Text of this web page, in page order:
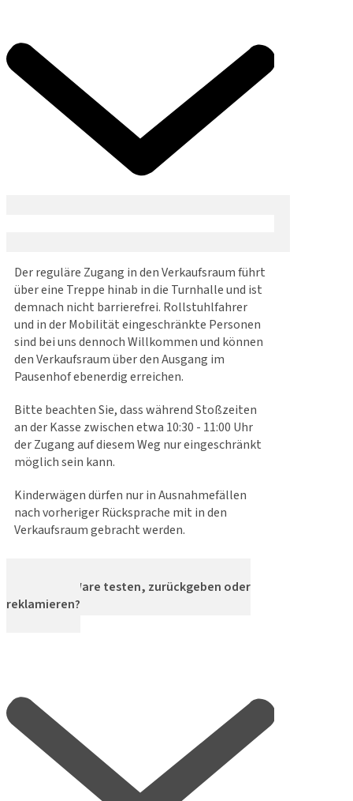
Der reguläre Zugang in den Verkaufsraum führt
über eine Treppe hinab in die Turnhalle und ist
demnach nicht barrierefrei. Rollstuhlfahrer
und in der Mobilität eingeschränkte Personen
sind bei uns dennoch Willkommen und können
den Verkaufsraum über den Ausgang im
Pausenhof ebenerdig erreichen.
Bitte beachten Sie, dass während Stoßzeiten
an der Kasse zwischen etwa 10:30 - 11:00 Uhr
der Zugang auf diesem Weg nur eingeschränkt
möglich sein kann.
Kinderwägen dürfen nur in Ausnahmefällen
nach vorheriger Rücksprache mit in den
Verkaufsraum gebracht werden.
Kann ich Ware testen, zurückgeben oder
reklamieren?